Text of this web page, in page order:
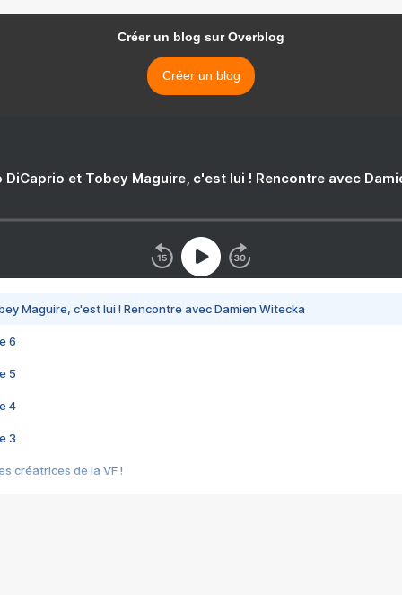
Créer un blog sur Overblog
Créer un blog
DiCaprio et Tobey Maguire, c'est lui ! Rencontre avec
Maguire, c'est lui ! Rencontre avec Damien Witecka
6
5
4
3
créatrices de la VF !